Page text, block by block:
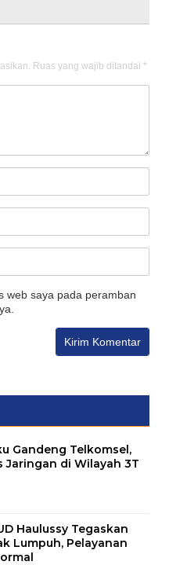
Ruas yang wajib ditandai *
web saya pada peramban
Gandeng Telkomsel,
Jaringan di Wilayah 3T
Haulussy Tegaskan
Lumpuh, Pelayanan